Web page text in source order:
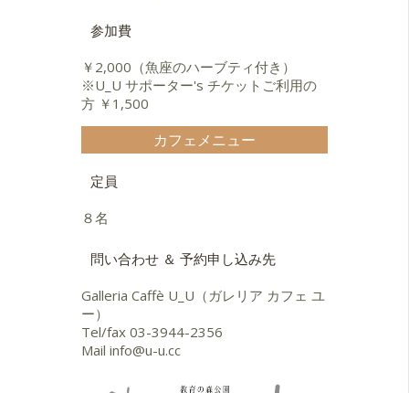
参加費
￥2,000（魚座のハーブティ付き）
※U_U サポーター's チケットご利用の
方 ￥1,500
カフェメニュー
定員
８名
問い合わせ ＆ 予約申し込み先
Galleria Caffè U_U（ガレリア カフェ ユ
ー）
Tel/fax 03-3944-2356
Mail info@u-u.cc